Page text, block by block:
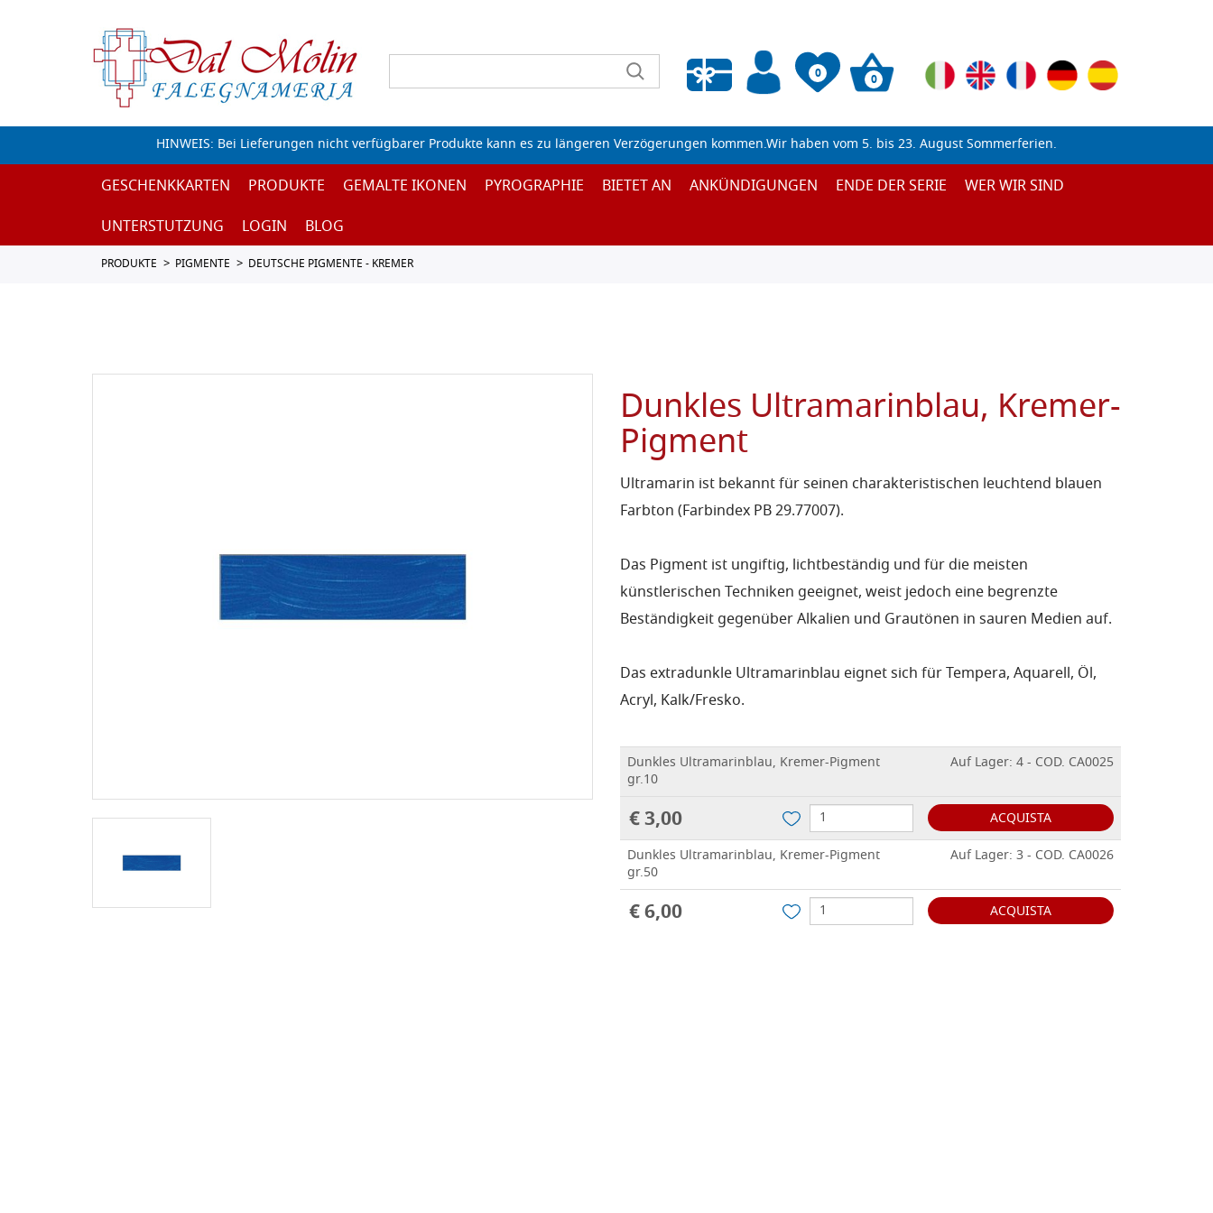
0
Wunschliste leeren
0
HINWEIS: Bei Lieferungen nicht verfügbarer Produkte kann es zu längeren Verzögerungen kommen.Wir haben vom 5. bis 23. August Sommerferien.
GESCHENKKARTEN PRODUKTE GEMALTE IKONEN PYROGRAPHIE BIETET AN ANKÜNDIGUNGEN ENDE DER SERIE
WER WIR SIND
UNTERSTUTZUNG
LOGIN BLOG
PRODUKTE PIGMENTE DEUTSCHE PIGMENTE - KREMER
Dunkles Ultramarinblau, Kremer-
Pigment
Ultramarin ist bekannt für seinen charakteristischen leuchtend blauen
Farbton (Farbindex PB 29.77007).
Das Pigment ist ungiftig, lichtbeständig und für die meisten
künstlerischen Techniken geeignet, weist jedoch eine begrenzte
Beständigkeit gegenüber Alkalien und Grautönen in sauren Medien auf.
Das extradunkle Ultramarinblau eignet sich für Tempera, Aquarell, Öl,
Acryl, Kalk/Fresko.
Dunkles Ultramarinblau, Kremer-Pigment
gr.10
Auf Lager: 4 - COD. CA0025
€ 3,00
ACQUISTA
Dunkles Ultramarinblau, Kremer-Pigment
gr.50
Auf Lager: 3 - COD. CA0026
€ 6,00 ACQUISTA